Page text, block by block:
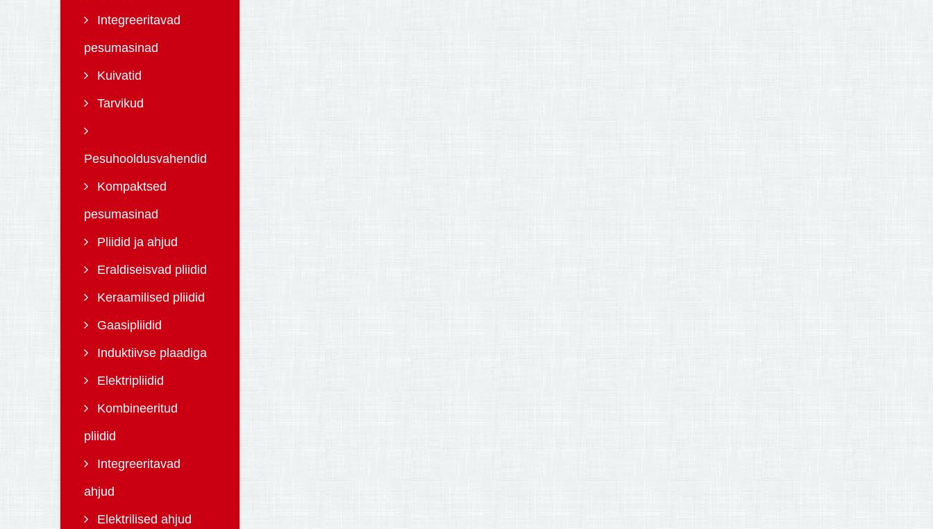
Integreeritavad
pesumasinad
Kuivatid
Tarvikud
Pesuhooldusvahendid
Kompaktsed
pesumasinad
Pliidid ja ahjud
Eraldiseisvad pliidid
Keraamilised pliidid
Gaasipliidid
Induktiivse plaadiga
Elektripliidid
Kombineeritud
pliidid
Integreeritavad
ahjud
Elektrilised ahjud